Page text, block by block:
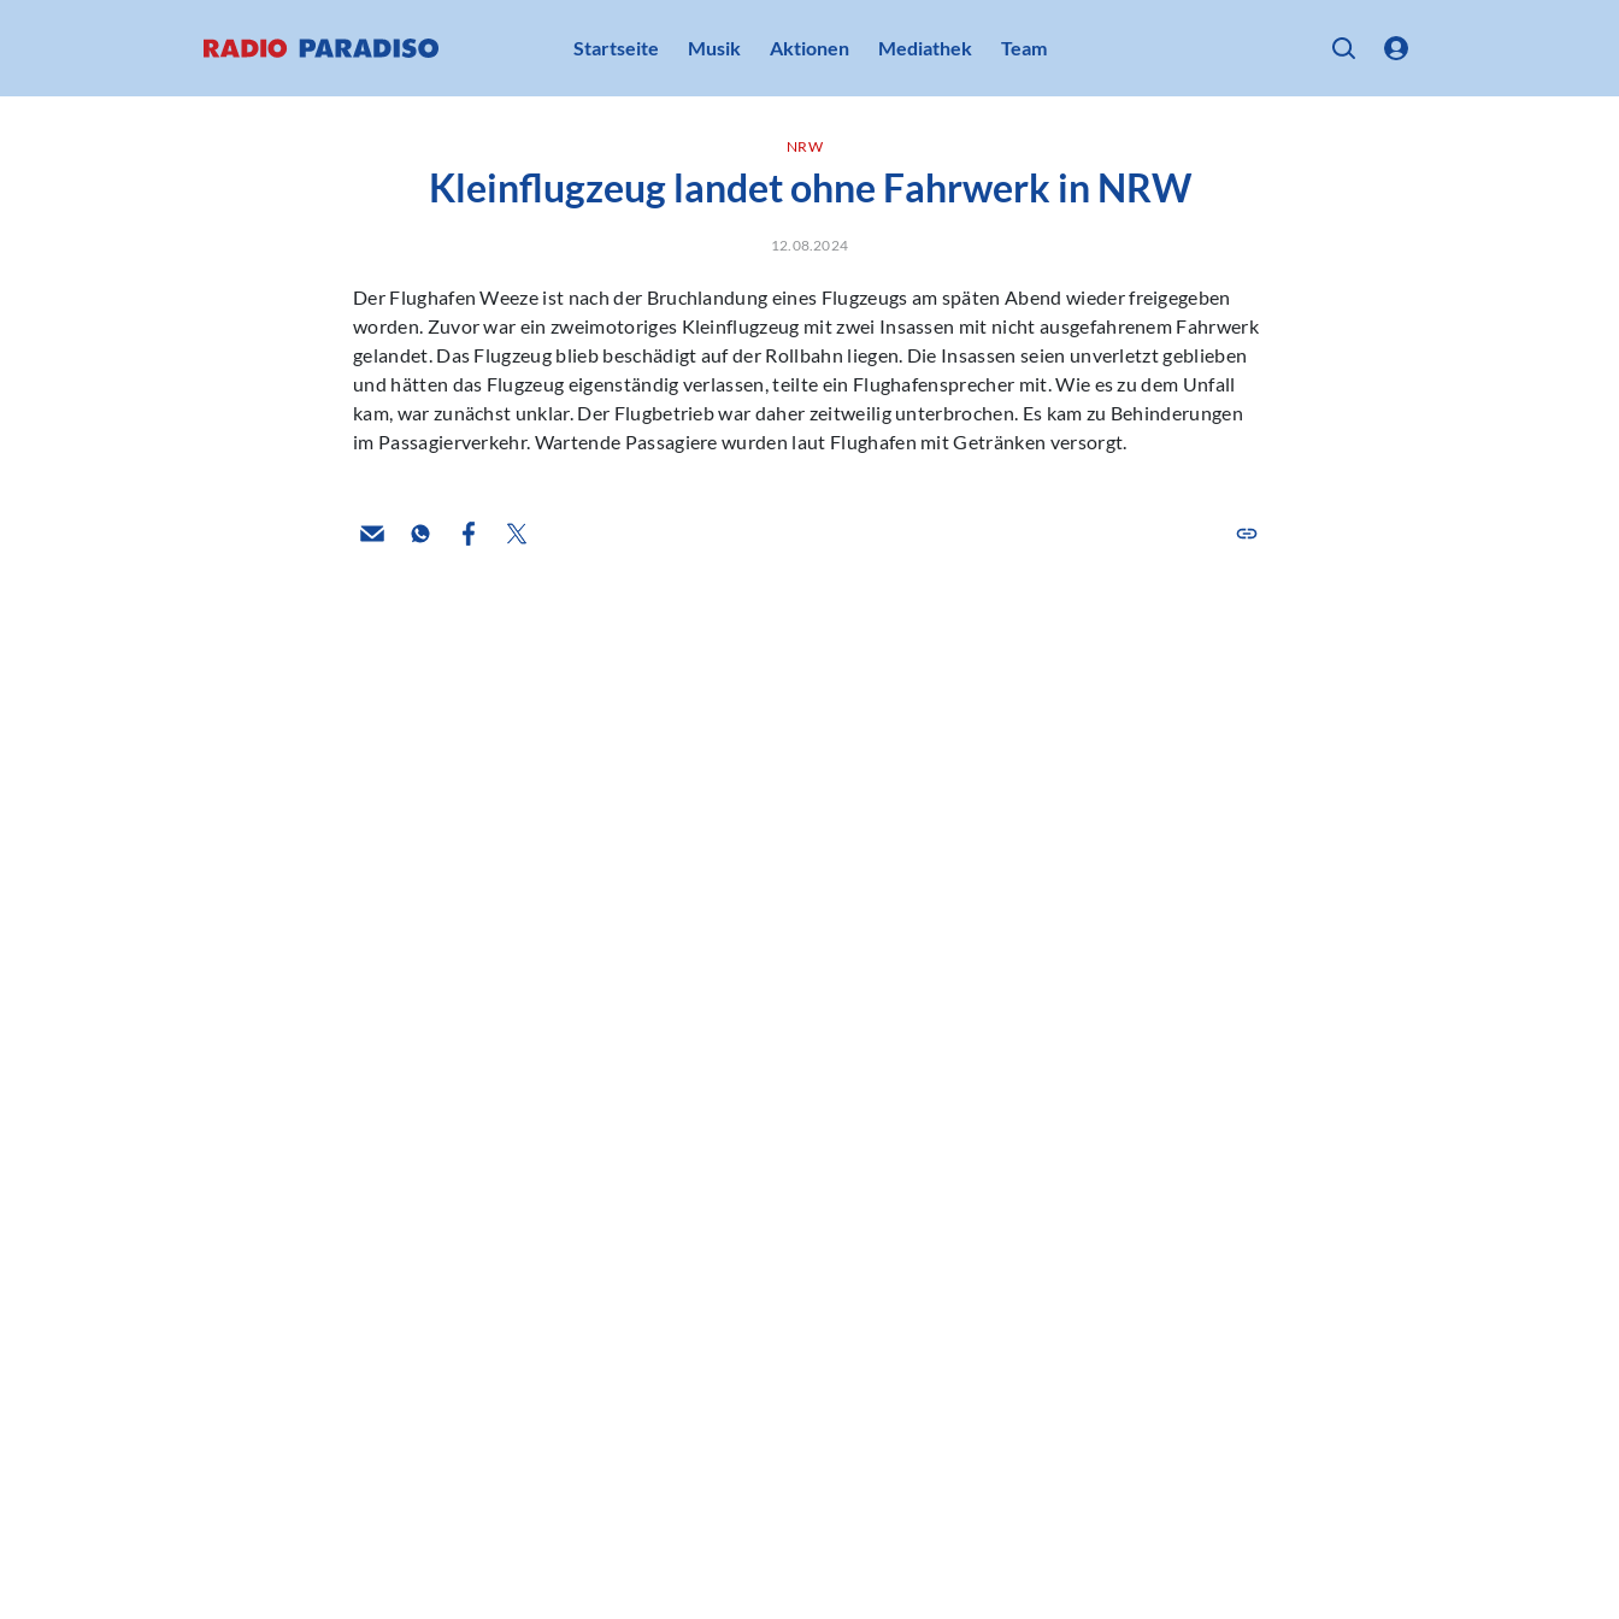
Startseite Musik Aktionen Mediathek Team
NRW
Kleinflugzeug landet ohne Fahrwerk in NRW
12.08.2024
Der Flughafen Weeze ist nach der Bruchlandung eines Flugzeugs am späten Abend wieder freigegeben
worden. Zuvor war ein zweimotoriges Kleinflugzeug mit zwei Insassen mit nicht ausgefahrenem Fahrwerk
gelandet. Das Flugzeug blieb beschädigt auf der Rollbahn liegen. Die Insassen seien unverletzt geblieben
und hätten das Flugzeug eigenständig verlassen, teilte ein Flughafensprecher mit. Wie es zu dem Unfall
kam, war zunächst unklar. Der Flugbetrieb war daher zeitweilig unterbrochen. Es kam zu Behinderungen
im Passagierverkehr. Wartende Passagiere wurden laut Flughafen mit Getränken versorgt.